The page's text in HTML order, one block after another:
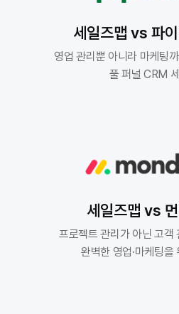
세일즈맵 vs 파
영업 관리뿐 아니라 마케팅
풀 퍼널 CRM
세일즈맵 vs
프로젝트 관리가 아닌 고객
완벽한 영업·마케팅을